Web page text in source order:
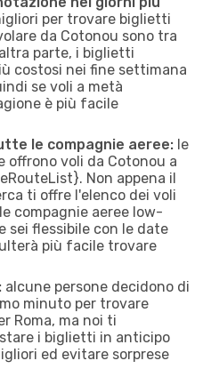
per trovare biglietti
da Cotonou sono tra
parte, i biglietti
costosi nei fine settimana
se voli a metà
è più facile
le compagnie aeree: le
offrono voli da Cotonou a
Non appena il
ti offre l'elenco dei voli
compagnie aeree low-
sei flessibile con le date
più facile trovare
alcune persone decidono di
minuto per trovare
Roma, ma noi ti
i biglietti in anticipo
ed evitare sorprese